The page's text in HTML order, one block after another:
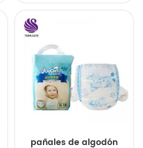
pañales de algodón